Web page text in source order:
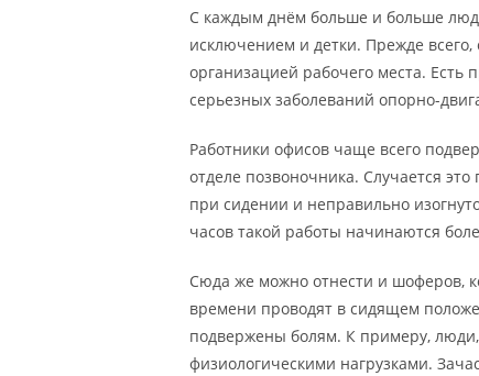
С каждым днём больше и больше
исключением и детки. Прежде
организацией рабочего места.
серьезных заболеваний опорно-
Работники офисов чаще всего
отделе позвоночника. Случается
при сидении и неправильно
часов такой работы начинаются
Сюда же можно отнести и шоферов,
времени проводят в сидящем
подвержены болям. К примеру,
физиологическими нагрузками.